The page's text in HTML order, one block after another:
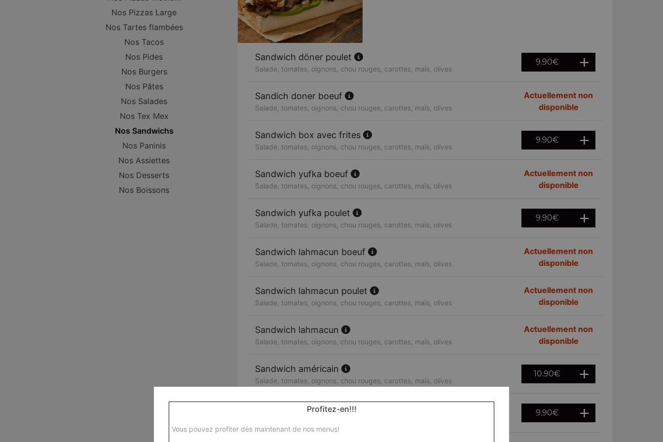
Nos Pizzas Large
Nos Tartes flambées
Nos Tacos
Nos Pides
Nos Burgers
Nos Pâtes
Nos Salades
Nos Tex Mex
Nos Sandwichs
Nos Paninis
Nos Assiettes
Nos Desserts
Nos Boissons
Sandwich döner poulet
Salade, tomates, oignons, chou rouges, carottes, maïs, olives
9.90€
Sandich doner boeuf
Salade, tomates, oignons, chou rouges, carottes, maïs, olives
Actuellement non
disponible
Sandwich box avec frites
Salade, tomates, oignons, chou rouges, carottes, maïs, olives
9.90€
Sandwich yufka boeuf
Salade, tomates, oignons, chou rouges, carottes, maïs, olives
Actuellement non
disponible
Sandwich yufka poulet
Salade, tomates, oignons, chou rouges, carottes, maïs, olives
9.90€
Sandwich lahmacun boeuf
Salade, tomates, oignons, chou rouges, carottes, maïs, olives
Actuellement non
disponible
Sandwich lahmacun poulet
Salade, tomates, oignons, chou rouges, carottes, maïs, olives
Actuellement non
disponible
Sandwich lahmacun
Salade, tomates, oignons, chou rouges, carottes, maïs, olives
Actuellement non
disponible
Sandwich américain
Salade, tomates, oignons, chou rouges, carottes, maïs, olives
10.90€
Sandwich escalope de poulet 9.90€
Profitez-en!!!
Vous pouvez profiter dès maintenant de nos menus!